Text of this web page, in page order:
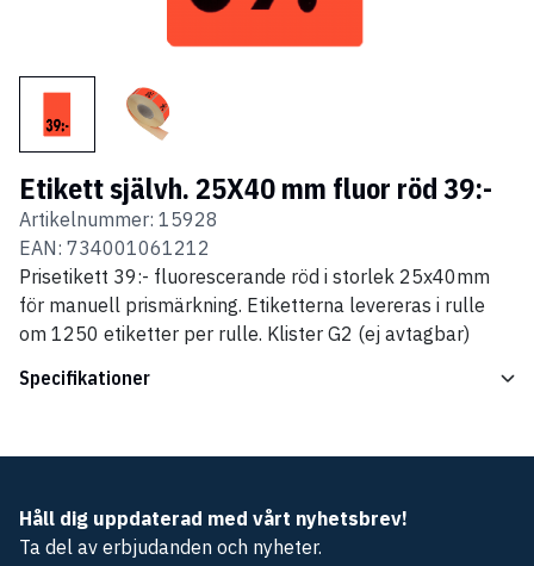
Etikett självh. 25X40 mm fluor röd 39:-
Artikelnummer: 15928
EAN: 734001061212
Prisetikett 39:- fluorescerande röd i storlek 25x40mm
för manuell prismärkning. Etiketterna levereras i rulle
om 1250 etiketter per rulle. Klister G2 (ej avtagbar)
Specifikationer
Håll dig uppdaterad med vårt nyhetsbrev!
Ta del av erbjudanden och nyheter.